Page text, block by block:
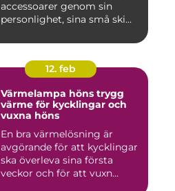
accessoarer genom sin
personlighet, sina små ski...
12. feb
Värmelampa höns trygg
värme för kycklingar och
vuxna höns
En bra värmelösning är
avgörande för att kycklingar
ska överleva sina första
veckor och för att vuxn...